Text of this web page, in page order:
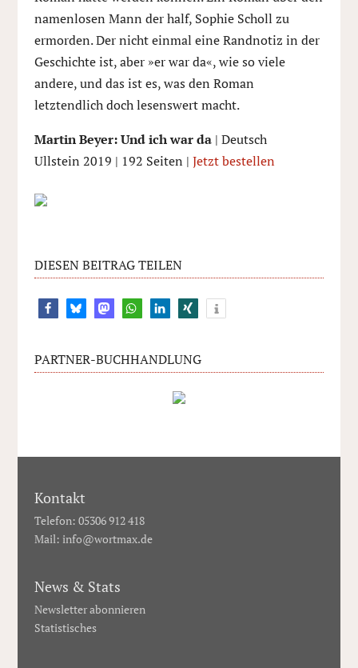
namenlosen Mann der half, Sophie Scholl zu
ermorden. Der nicht einmal eine Randnotiz in der
Geschichte ist, aber »er war da«, wie so viele
andere, und das ist es, was den Roman
letztendlich doch lesenswert macht.
Martin Beyer: Und ich war da| Deutsch
Ullstein 2019 | 192 Seiten | Jetzt bestellen
DIESEN BEITRAG TEILEN
7
PARTNER-BUCHHANDLUNG
Kontakt
Telefon: 05306 912 418
Mail: info@wortmax.de
News & Stats
Newsletter abonnieren
Statistisches